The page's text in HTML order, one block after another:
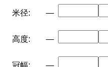
米径: —
高度: —